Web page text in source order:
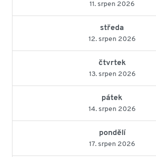
11. srpen 2026
středa
12. srpen 2026
čtvrtek
13. srpen 2026
pátek
14. srpen 2026
pondělí
17. srpen 2026